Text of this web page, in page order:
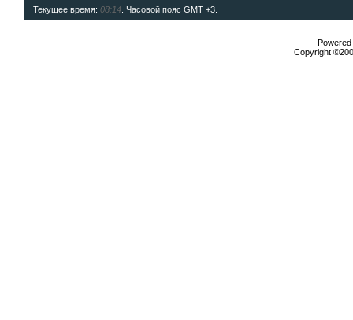
Текущее время: 08:14 . Часовой пояс GMT +3.
Copyright